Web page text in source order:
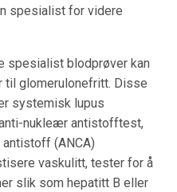
spesialist for videre
spesialist blodprøver kan
til glomerulonefritt. Disse
systemisk lupus
nukleær antistofftest,
(ANCA)
vaskulitt, tester for å
slik som hepatitt B eller